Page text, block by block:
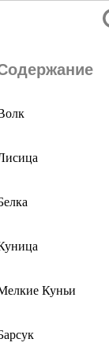
Куньи